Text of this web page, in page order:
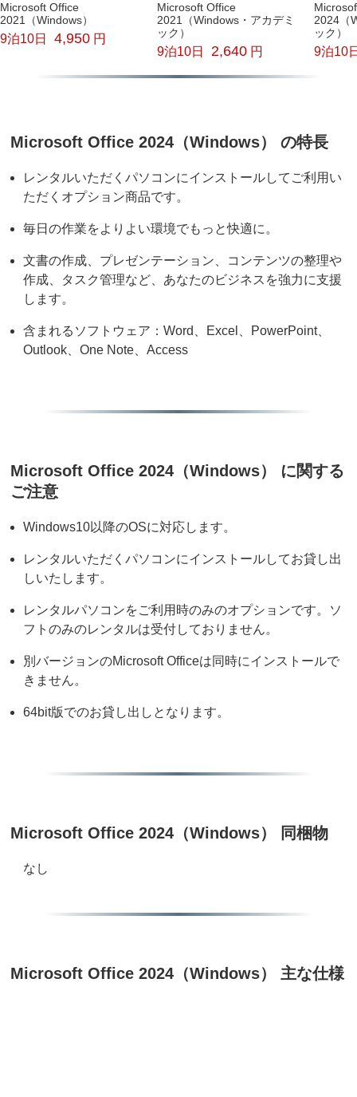
Microsoft Office
2021（Windows）
9泊10日 4,950 円
Microsoft Office
2021（Windows・アカデミ
ック）
9泊10日 2,640 円
2024（
ック）
9泊10
Microsoft Office 2024（Windows） の特長
レンタルいただくパソコンにインストールしてご利用い
ただくオプション商品です。
毎日の作業をよりよい環境でもっと快適に。
文書の作成、プレゼンテーション、コンテンツの整理や
作成、タスク管理など、あなたのビジネスを強力に支援
します。
含まれるソフトウェア：Word、Excel、PowerPoint、
Outlook、One Note、Access
Microsoft Office 2024（Windows） に関する
ご注意
Windows10以降のOSに対応します。
レンタルいただくパソコンにインストールしてお貸し出
しいたします。
レンタルパソコンをご利用時のみのオプションです。ソ
フトのみのレンタルは受付しておりません。
別バージョンのMicrosoft Officeは同時にインストールで
きません。
64bit版でのお貸し出しとなります。
Microsoft Office 2024（Windows） 同梱物
なし
Microsoft Office 2024（Windows） 主な仕様